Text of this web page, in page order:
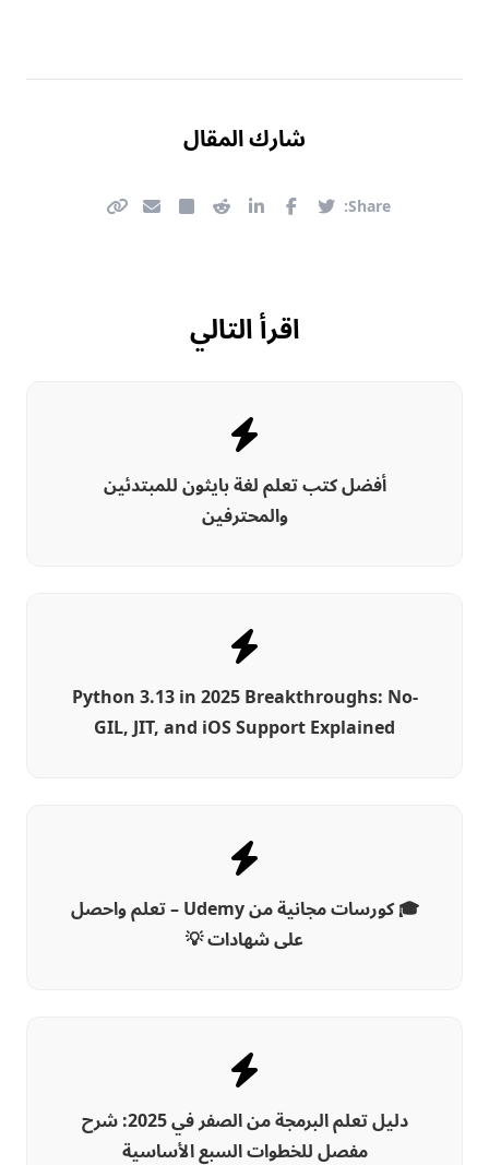
شارك المقال
Share:
اقرأ التالي
أفضل كتب تعلم لغة بايثون للمبتدئين
والمحترفين
Python 3.13 in 2025 Breakthroughs: No-
GIL, JIT, and iOS Support Explained
🎓 كورسات مجانية من Udemy – تعلم واحصل
على شهادات 💡
دليل تعلم البرمجة من الصفر في 2025: شرح
مفصل للخطوات السبع الأساسية